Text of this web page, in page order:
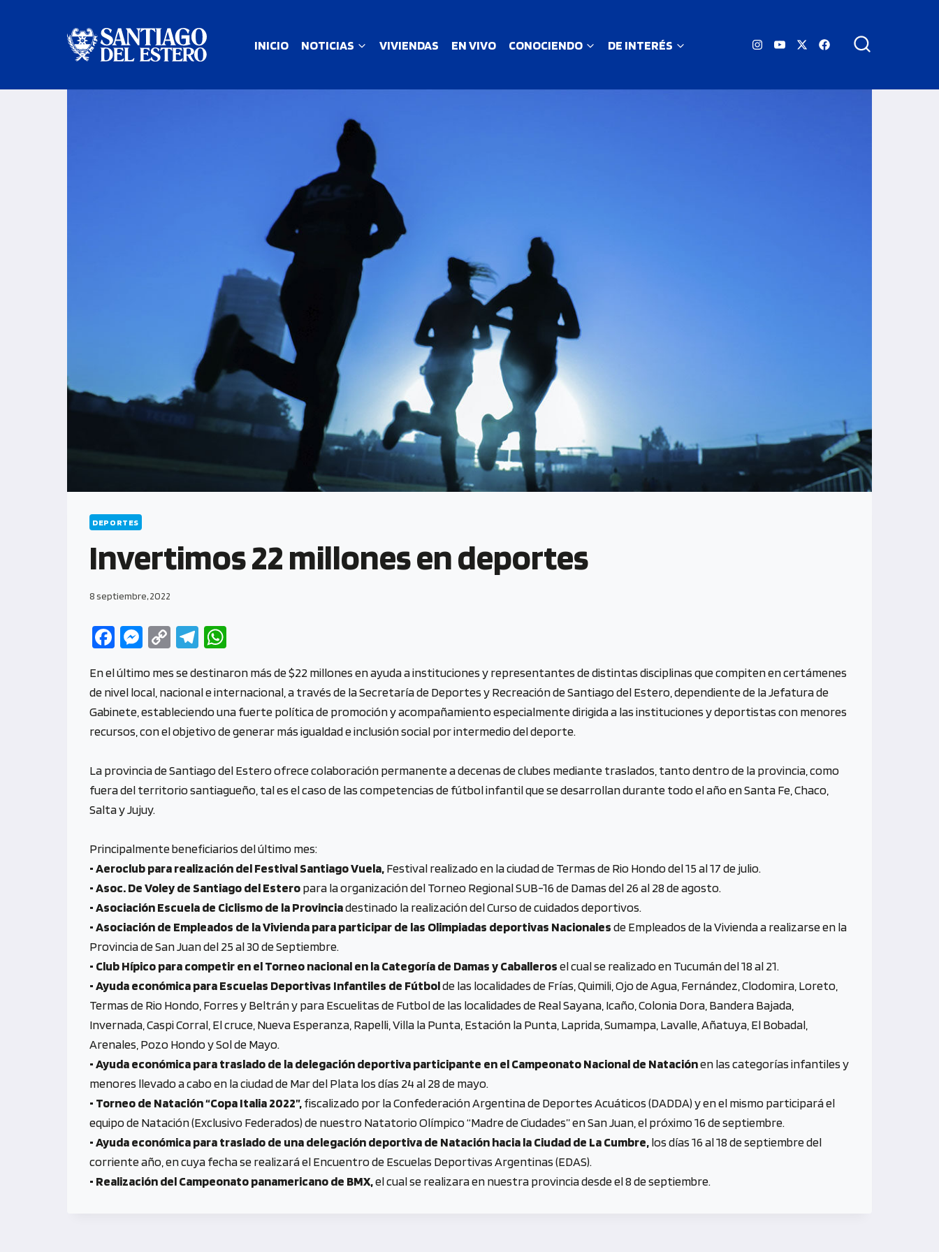
INICIO NOTICIAS VIVIENDAS EN VIVO CONOCIENDO DE INTERÉS
DEPORTES
Invertimos 22 millones en deportes
8 septiembre, 2022
Fa
b
o
o
M
se
n
g
C
py
Li
n
Te
gr
a
m
at
s
A
p
En el último mes se destinaron más de $22 millones en ayuda a instituciones y representantes de distintas disciplinas que compiten en certámenes
de nivel local, nacional e internacional, a través de la Secretaría de Deportes y Recreación de Santiago del Estero, dependiente de la Jefatura de
Gabinete, estableciendo una fuerte política de promoción y acompañamiento especialmente dirigida a las instituciones y deportistas con menores
recursos, con el objetivo de generar más igualdad e inclusión social por intermedio del deporte.
La provincia de Santiago del Estero ofrece colaboración permanente a decenas de clubes mediante traslados, tanto dentro de la provincia, como
fuera del territorio santiagueño, tal es el caso de las competencias de fútbol infantil que se desarrollan durante todo el año en Santa Fe, Chaco,
Salta y Jujuy.
Principalmente beneficiarios del último mes:
• Aeroclub para realización del Festival Santiago Vuela,Festival realizado en la ciudad de Termas de Rio Hondo del 15 al 17 de julio.
• Asoc. De Voley de Santiago del Esteropara la organización del Torneo Regional SUB-16 de Damas del 26 al 28 de agosto.
• Asociación Escuela de Ciclismo de la Provinciadestinado la realización del Curso de cuidados deportivos.
• Asociación de Empleados de la Vivienda para participar de las Olimpiadas deportivas Nacionalesde Empleados de la Vivienda a realizarse en la
Provincia de San Juan del 25 al 30 de Septiembre.
• Club Hípico para competir en el Torneo nacional en la Categoría de Damas y Caballerosel cual se realizado en Tucumán del 18 al 21.
• Ayuda económica para Escuelas Deportivas Infantiles de Fútbolde las localidades de Frías, Quimili, Ojo de Agua, Fernández, Clodomira, Loreto,
Termas de Rio Hondo, Forres y Beltrán y para Escuelitas de Futbol de las localidades de Real Sayana, Icaño, Colonia Dora, Bandera Bajada,
Invernada, Caspi Corral, El cruce, Nueva Esperanza, Rapelli, Villa la Punta, Estación la Punta, Laprida, Sumampa, Lavalle, Añatuya, El Bobadal,
Arenales, Pozo Hondo y Sol de Mayo.
• Ayuda económica para traslado de la delegación deportiva participante en el Campeonato Nacional de Nataciónen las categorías infantiles y
menores llevado a cabo en la ciudad de Mar del Plata los días 24 al 28 de mayo.
• Torneo de Natación “Copa Italia 2022”,fiscalizado por la Confederación Argentina de Deportes Acuáticos (DADDA) y en el mismo participará el
equipo de Natación (Exclusivo Federados) de nuestro Natatorio Olímpico “Madre de Ciudades” en San Juan, el próximo 16 de septiembre.
• Ayuda económica para traslado de una delegación deportiva de Natación hacia la Ciudad de La Cumbre,los días 16 al 18 de septiembre del
corriente año, en cuya fecha se realizará el Encuentro de Escuelas Deportivas Argentinas (EDAS).
• Realización del Campeonato panamericano de BMX,el cual se realizara en nuestra provincia desde el 8 de septiembre.